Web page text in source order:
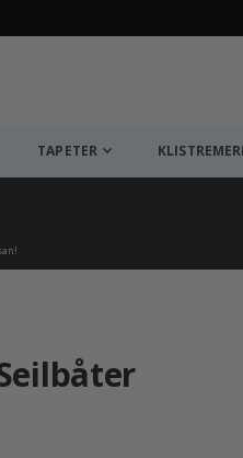
TAPETER